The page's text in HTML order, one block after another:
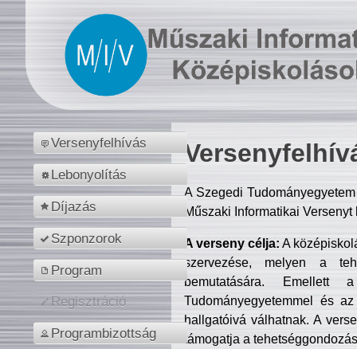
Versenyfelhívás
Lebonyolítás
Díjazás
Szponzorok
Program
Regisztráció
Programbizottság
A Szegedi
Műszaki Informatikai
A verseny célja: A
szervezése, melyen a
bemutatására. Emellett
Tudományegyetemmel és
hallgatóivá válhatnak. A
támogatja a